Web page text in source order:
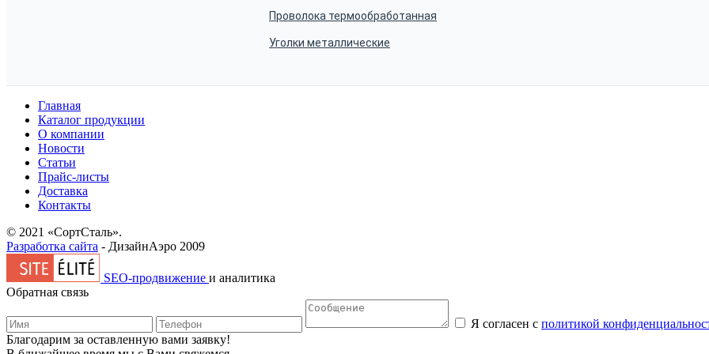
Проволока термообработанная
Уголки металлические
Главная
Каталог продукции
О компании
Новости
Статьи
Прайс-листы
Доставка
Контакты
© 2021 «СортСталь».
Разработка сайта - ДизайнАэро 2009
SEO-продвижение и аналитика
Обратная связь
Я согласен с политикой
Благодарим за оставленную вами заявку!